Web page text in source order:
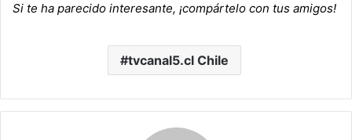
Si te ha parecido interesante, ¡compártelo con tus amigos!
tvcanal5.cl Chile